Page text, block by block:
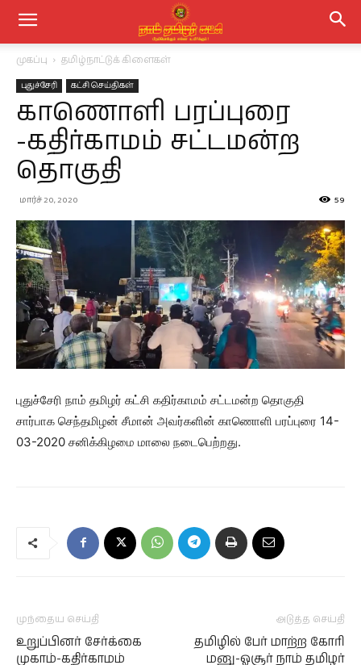
முகப்பு தமிழ்நாட்டுக் கிளைகள்
புதுச்சேரி கட்சி செய்திகள்
காணொளி பரப்புரை
-கதிர்காமம் சட்டமன்ற
தொகுதி
மார்ச் 20, 2020 59
புதுச்சேரி நாம் தமிழர் கட்சி கதிர்காமம் சட்டமன்ற தொகுதி
சார்பாக செந்தமிழன் சீமான் அவர்களின் காணொளி பரப்புரை 14-
03-2020 சனிக்கிழமை மாலை நடைபெற்றது.
முந்தைய செய்தி
உறுப்பினர் சேர்க்கை
முகாம்-கதிர்காமம்
அடுத்த செய்தி
தமிழில் பேர் மாற்ற கோரி
மனு-ஓசூர் நாம் தமிழர்